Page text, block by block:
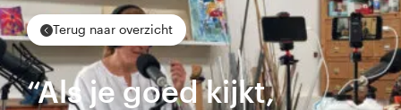
Cultuuraanbieders
Cultuur na School
Terug naar overzicht
“Als je goed kijkt,